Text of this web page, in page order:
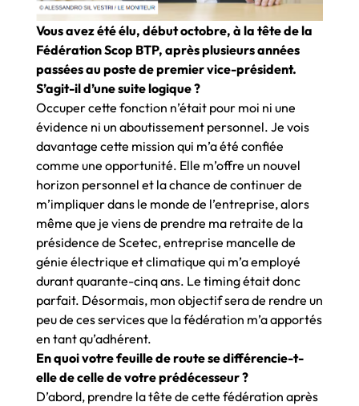
Vous avez été élu, début octobre, à la tête de la
Fédération Scop BTP, après plusieurs années
passées au poste de premier vice-président.
S’agit-il d’une suite logique ?
Occuper cette fonction n’était pour moi ni une
évidence ni un aboutissement personnel. Je vois
davantage cette mission qui m’a été confiée
comme une opportunité. Elle m’offre un nouvel
horizon personnel et la chance de continuer de
m’impliquer dans le monde de l’entreprise, alors
même que je viens de prendre ma retraite de la
présidence de Scetec, entreprise mancelle de
génie électrique et climatique qui m’a employé
durant quarante-cinq ans. Le timing était donc
parfait. Désormais, mon objectif sera de rendre un
peu de ces services que la fédération m’a apportés
en tant qu’adhérent.
En quoi votre feuille de route se différencie-t-
elle de celle de votre prédécesseur ?
D’abord, prendre la tête de cette fédération après